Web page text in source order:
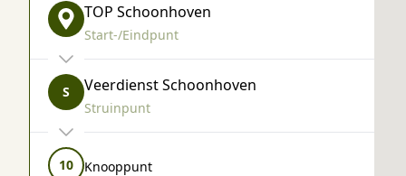
TOP Schoonhoven
Start-/Eindpunt
S Veerdienst Schoonhoven
Struinpunt
10 Knooppunt